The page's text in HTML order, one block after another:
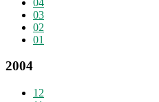
03
02
01
2004
12